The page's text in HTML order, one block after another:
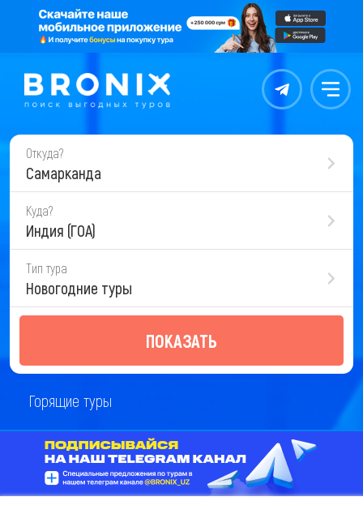
Контакты Меню
Откуда?
Самарканда
Куда?
Индия (ГОА)
Тип тура
Новогодние туры
ПОКАЗАТЬ
Горящие туры